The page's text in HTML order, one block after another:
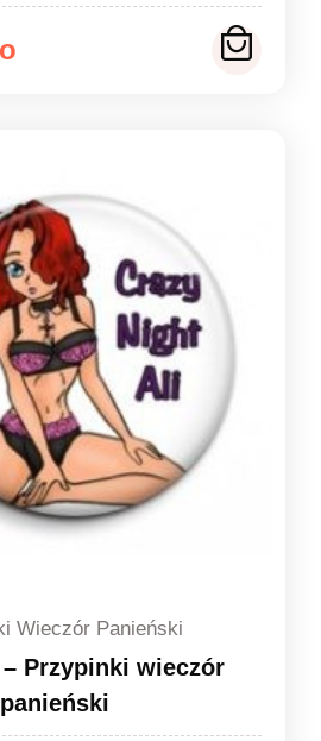
Wieczór Panieński
Przypinki wieczór
panieński